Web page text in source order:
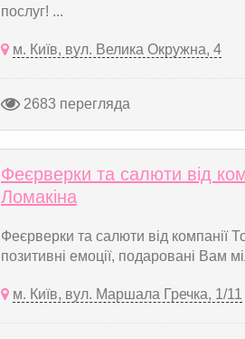
послуг! ...
м. Київ, вул. Велика Окружна, 4
2683 перегляда
Феєрверки та салюти від
Ломакіна
Феєрверки та салюти від компанії
позитивні емоції, подаровані Вам
м. Київ, вул. Маршала Гречка, 1/11